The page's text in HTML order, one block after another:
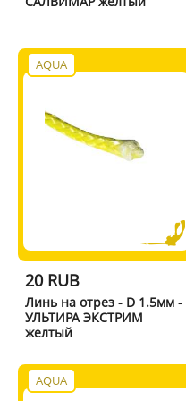
AQUA
20 RUB
Линь на отрез - D 1.5мм -
УЛЬТИРА ЭКСТРИМ
желтый
AQUA